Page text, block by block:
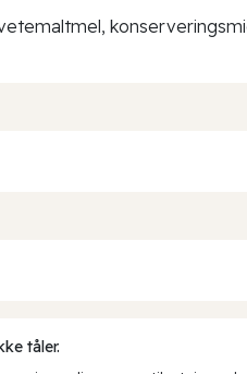
tåler.